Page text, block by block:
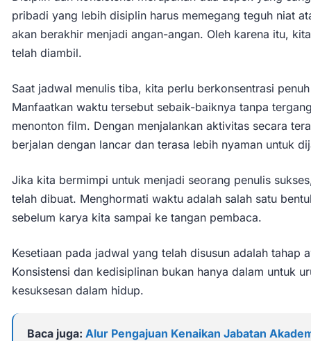
pribadi yang lebih disiplin harus memegang teguh niat
akan berakhir menjadi angan-angan. Oleh karena itu,
telah diambil.
Saat jadwal menulis tiba, kita perlu berkonsentrasi
Manfaatkan waktu tersebut sebaik-baiknya tanpa
menonton film. Dengan menjalankan aktivitas secara
berjalan dengan lancar dan terasa lebih nyaman untuk
Jika kita bermimpi untuk menjadi seorang penulis
telah dibuat. Menghormati waktu adalah salah satu
sebelum karya kita sampai ke tangan pembaca.
Kesetiaan pada jadwal yang telah disusun adalah tahap
Konsistensi dan kedisiplinan bukan hanya dalam untuk
kesuksesan dalam hidup.
Baca juga: Alur Pengajuan Kenaikan Jabatan